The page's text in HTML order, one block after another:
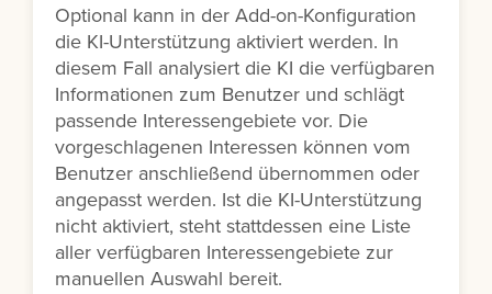
Optional kann in der Add-on-Konfiguration
die KI-Unterstützung aktiviert werden. In
diesem Fall analysiert die KI die verfügbaren
Informationen zum Benutzer und schlägt
passende Interessengebiete vor. Die
vorgeschlagenen Interessen können vom
Benutzer anschließend übernommen oder
angepasst werden. Ist die KI-Unterstützung
nicht aktiviert, steht stattdessen eine Liste
aller verfügbaren Interessengebiete zur
manuellen Auswahl bereit.